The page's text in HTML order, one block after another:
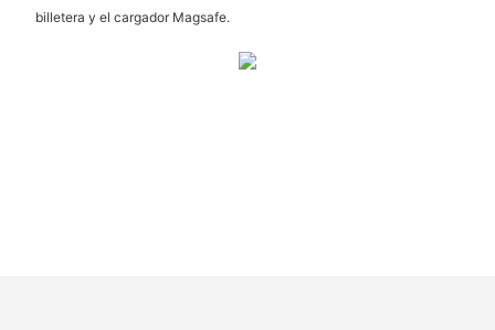
billetera y el cargador Magsafe.